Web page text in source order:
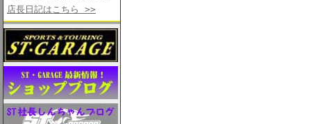
店長日記はこちら >>